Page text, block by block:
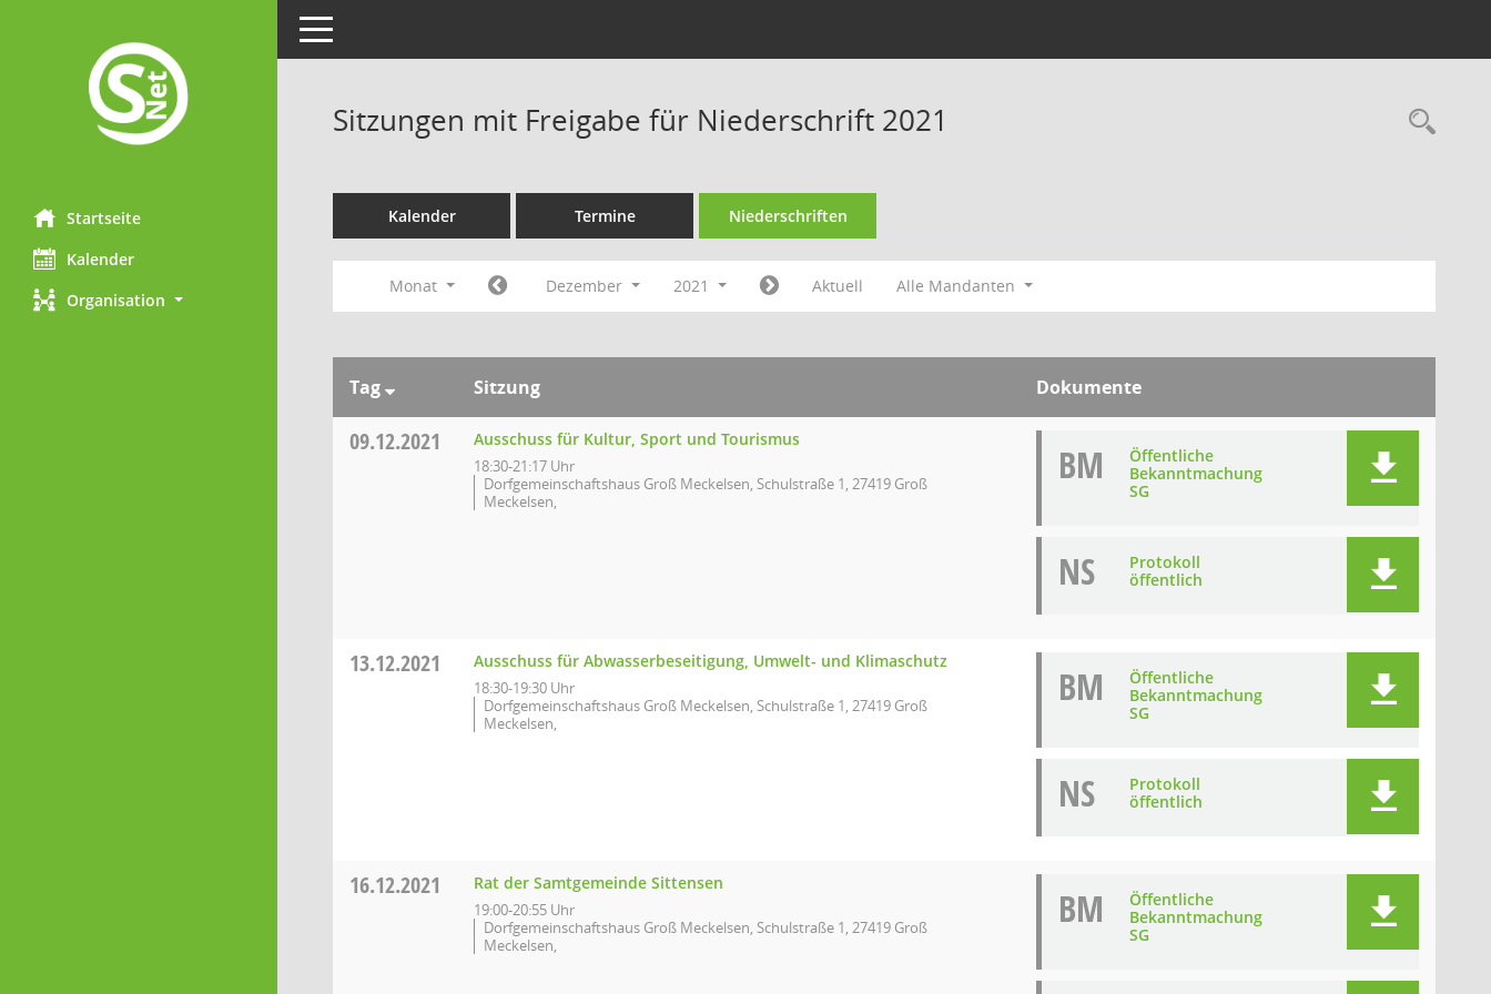
Startseite
Kalender
Organisation
Toggle navigation
Sitzungen mit Freigabe für Niederschrift 2021
Kalender Termine Niederschriften
Monat Dezember 2021 Aktuell Alle Mandanten
Tag Sitzung Dokumente
09.12.2021 Ausschuss für Kultur, Sport und Tourismus
18:30-21:17 Uhr
Dorfgemeinschaftshaus Groß Meckelsen, Schulstraße 1, 27419 Groß
Meckelsen,
BM
Öffentliche
Bekanntmachung
SG
NS
Protokoll
öffentlich
13.12.2021 Ausschuss für Abwasserbeseitigung, Umwelt- und Klimaschutz
18:30-19:30 Uhr
Dorfgemeinschaftshaus Groß Meckelsen, Schulstraße 1, 27419 Groß
Meckelsen,
BM
Öffentliche
Bekanntmachung
SG
NS
Protokoll
öffentlich
16.12.2021 Rat der Samtgemeinde Sittensen
19:00-20:55 Uhr
Dorfgemeinschaftshaus Groß Meckelsen, Schulstraße 1, 27419 Groß
Meckelsen,
BM
Öffentliche
Bekanntmachung
SG